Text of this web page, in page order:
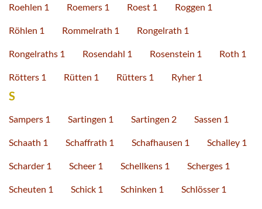
Roehlen 1 Roemers 1 Roest 1 Roggen 1
Röhlen 1 Rommelrath 1 Rongelrath 1
Rongelraths 1 Rosendahl 1 Rosenstein 1 Roth 1
Rötters 1 Rütten 1 Rütters 1 Ryher 1
S
Sampers 1 Sartingen 1 Sartingen 2 Sassen 1
Schaath 1 Schaffrath 1 Schafhausen 1 Schalley 1
Scharder 1 Scheer 1 Schellkens 1 Scherges 1
Scheuten 1 Schick 1 Schinken 1 Schlösser 1